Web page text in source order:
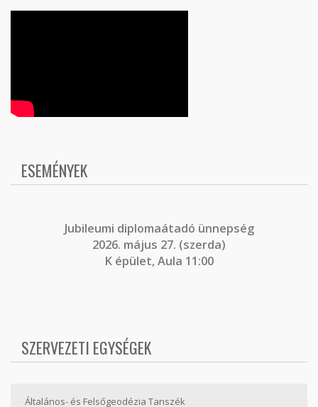
ESEMÉNYEK
Jubileumi diplomaátadó ünnepség
2026. május 27. (szerda)
K épület, Aula 11:00
SZERVEZETI EGYSÉGEK
Általános- és Felsőgeodézia Tanszék